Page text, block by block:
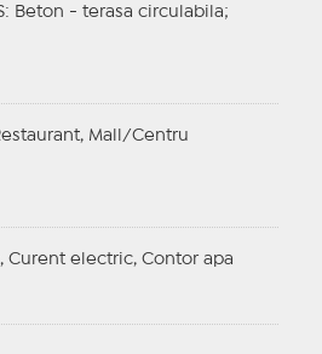
: Beton - terasa circulabila;
Mall/Centru
Curent electric, Contor apa